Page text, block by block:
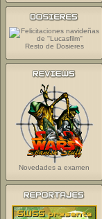
Resto de Dosieres
Novedades a examen